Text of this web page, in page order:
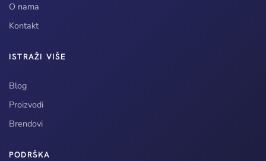
O nama
Kontakt
ISTRAŽI VIŠE
Blog
Proizvodi
Brendovi
PODRŠKA